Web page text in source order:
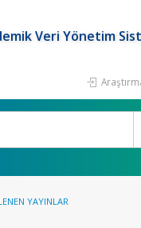
Veri Yönetim
YAYINLAR